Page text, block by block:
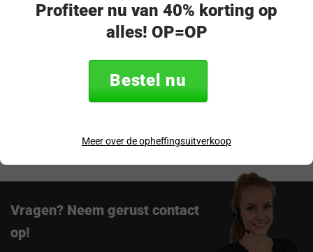
Productomschrijving
Verzending & retourneren
Vragen? Neem gerust contact
op!
Profiteer nu van 40% korting op
alles! OP=OP
Bestel nu
Meer over de opheffingsuitverkoop